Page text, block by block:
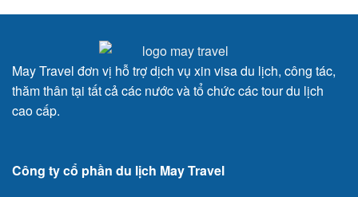
May Travel đơn vị hỗ trợ dịch vụ xin visa du lịch, công tác,
thăm thân tại tất cả các nước và tổ chức các tour du lịch
cao cấp.
Công ty cổ phần du lịch May Travel